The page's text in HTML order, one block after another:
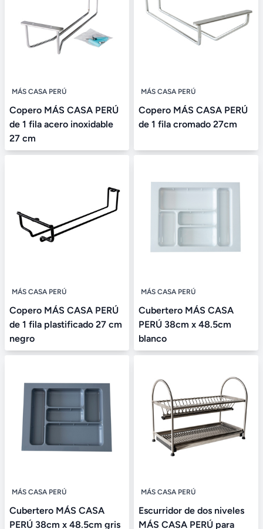
MÁS CASA PERÚ
Copero MÁS CASA PERÚ
de 1 fila acero inoxidable
27 cm
MÁS CASA PERÚ
Copero MÁS CASA PERÚ
de 1 fila cromado 27cm
MÁS CASA PERÚ
Copero MÁS CASA PERÚ
de 1 fila plastificado 27 cm
negro
MÁS CASA PERÚ
Cubertero MÁS CASA
PERÚ 38cm x 48.5cm
blanco
MÁS CASA PERÚ
Cubertero MÁS CASA
PERÚ 38cm x 48.5cm gris
MÁS CASA PERÚ
Escurridor de dos niveles
MÁS CASA PERÚ para